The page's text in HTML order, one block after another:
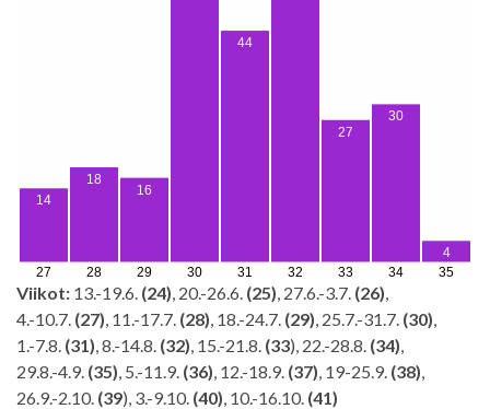
Viikot: 13.-19.6. (24), 20.-26.6. (25), 27.6.-3.7. (26),
4.-10.7. (27), 11.-17.7. (28), 18.-24.7. (29), 25.7.-31.7. (30),
1.-7.8. (31), 8.-14.8. (32), 15.-21.8. (33), 22.-28.8. (34),
29.8.-4.9. (35), 5.-11.9. (36), 12.-18.9. (37), 19-25.9. (38),
26.9.-2.10. (39), 3.-9.10. (40), 10.-16.10. (41)